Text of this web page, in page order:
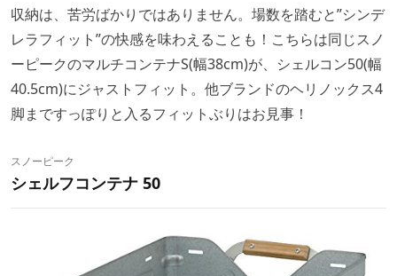
収納は、苦労ばかりではありません。場数を踏むと”シンデ
レラフィット”の快感を味わえることも！こちらは同じスノ
ーピークのマルチコンテナS(幅38cm)が、シェルコン50(幅
40.5cm)にジャストフィット。他ブランドのヘリノックス4
脚まですっぽりと入るフィットぶりはお見事！
スノーピーク
シェルフコンテナ 50